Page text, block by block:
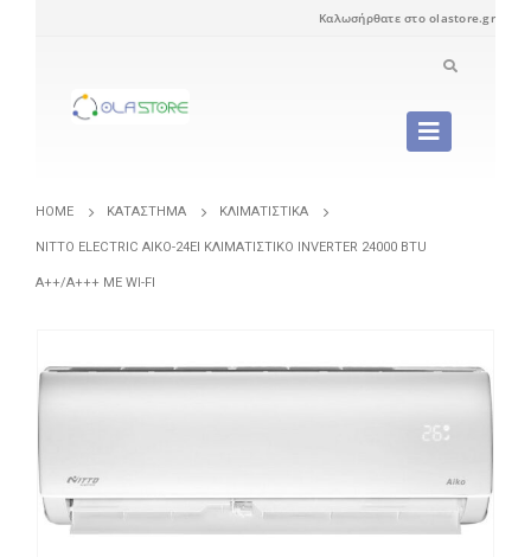
Καλωσήρθατε στο olastore.gr
HOME ΚΑΤΆΣΤΗΜΑ ΚΛΙΜΑΤΙΣΤΙΚΆ
NITTO ELECTRIC AIKO-24EI ΚΛΙΜΑΤΙΣΤΙΚΌ INVERTER 24000 BTU
A++/A+++ ΜΕ WI-FI